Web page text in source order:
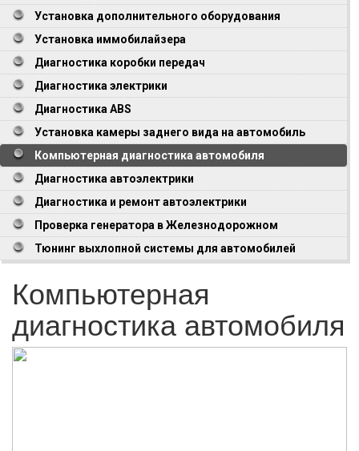
Установка дополнительного оборудования
Установка иммобилайзера
Диагностика коробки передач
Диагностика электрики
Диагностика ABS
Установка камеры заднего вида на автомобиль
Компьютерная диагностика автомобиля
Диагностика автоэлектрики
Диагностика и ремонт автоэлектрики
Проверка генератора в Железнодорожном
Тюнинг выхлопной системы для автомобилей
Компьютерная
диагностика автомобиля